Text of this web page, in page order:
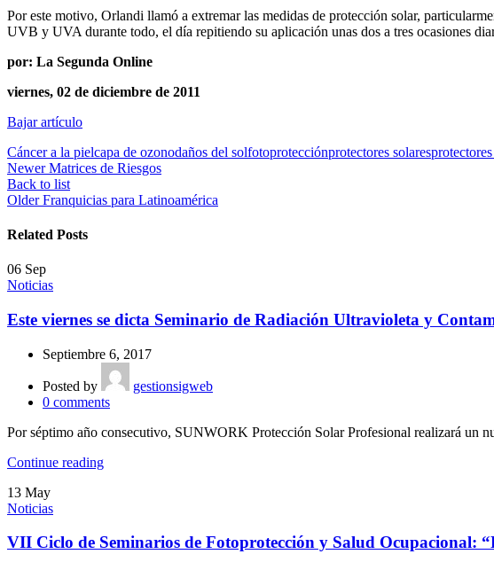
Por este motivo, Orlandi llamó a extremar las medidas de protección solar,
UVB y UVA durante todo, el día repitiendo su aplicación unas dos a tres ocasiones
por: La Segunda Online
viernes, 02 de diciembre de 2011
Bajar artículo
Cáncer a la pielcapa de ozonodaños del solfotoprotecciónprotectores solares
Newer Matrices de Riesgos
Back to list
Older Franquicias para Latinoamérica
Related Posts
06 Sep
Noticias
Este viernes se dicta Seminario de Radiación Ultravioleta y
Septiembre 6, 2017
Posted by
gestionsigweb
0 comments
Por séptimo año consecutivo, SUNWORK Protección Solar Profesional realizará un
Continue reading
13 May
Noticias
VII Ciclo de Seminarios de Fotoprotección y Salud Ocupacional: